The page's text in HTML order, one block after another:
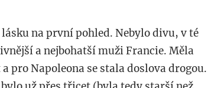
na první pohled. Nebylo divu, v té
a nejbohatší muži Francie. Měla
pro Napoleona se stala doslova drogou.